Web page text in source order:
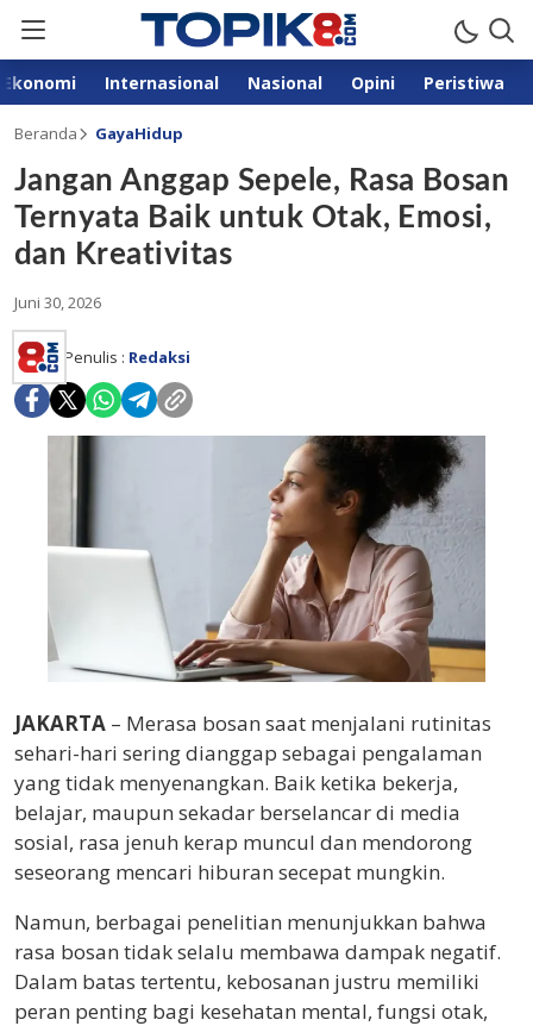
Ekonomi Internasional Nasional Opini Peristiwa
Beranda GayaHidup
Jangan Anggap Sepele, Rasa Bosan
Ternyata Baik untuk Otak, Emosi,
dan Kreativitas
Juni 30, 2026
Penulis : Redaksi
JAKARTA – Merasa bosan saat menjalani rutinitas
sehari-hari sering dianggap sebagai pengalaman
yang tidak menyenangkan. Baik ketika bekerja,
belajar, maupun sekadar berselancar di media
sosial, rasa jenuh kerap muncul dan mendorong
seseorang mencari hiburan secepat mungkin.
Namun, berbagai penelitian menunjukkan bahwa
rasa bosan tidak selalu membawa dampak negatif.
Dalam batas tertentu, kebosanan justru memiliki
peran penting bagi kesehatan mental, fungsi otak,